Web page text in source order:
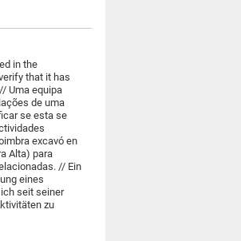
in the
that it has
Uma equipa
de uma
se esta se
excavó en
Alta) para
// Ein
eines
seit seiner
zu